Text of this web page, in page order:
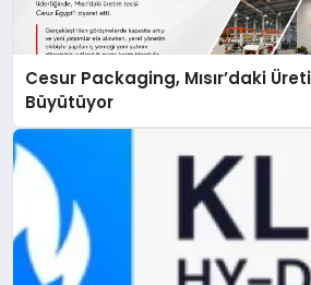
Cesur Packaging, Mısır’daki
Büyütüyor